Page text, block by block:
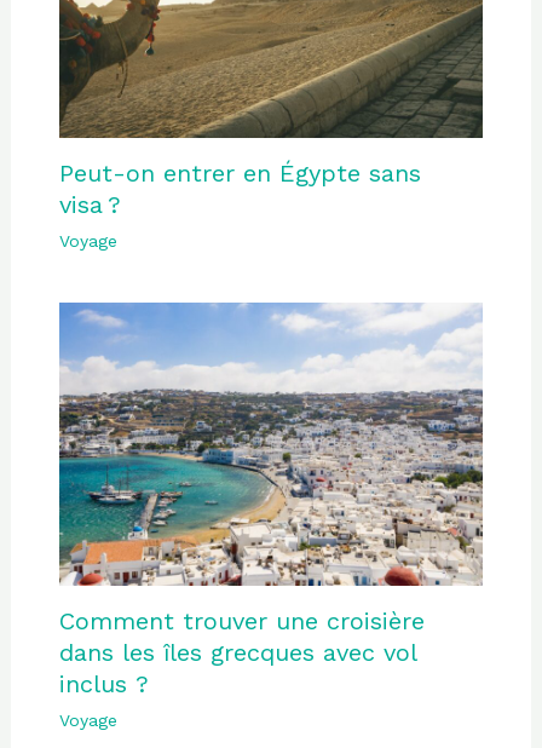
Peut-on entrer en Égypte sans
visa ?
Voyage
Comment trouver une croisière
dans les îles grecques avec vol
inclus ?
Voyage